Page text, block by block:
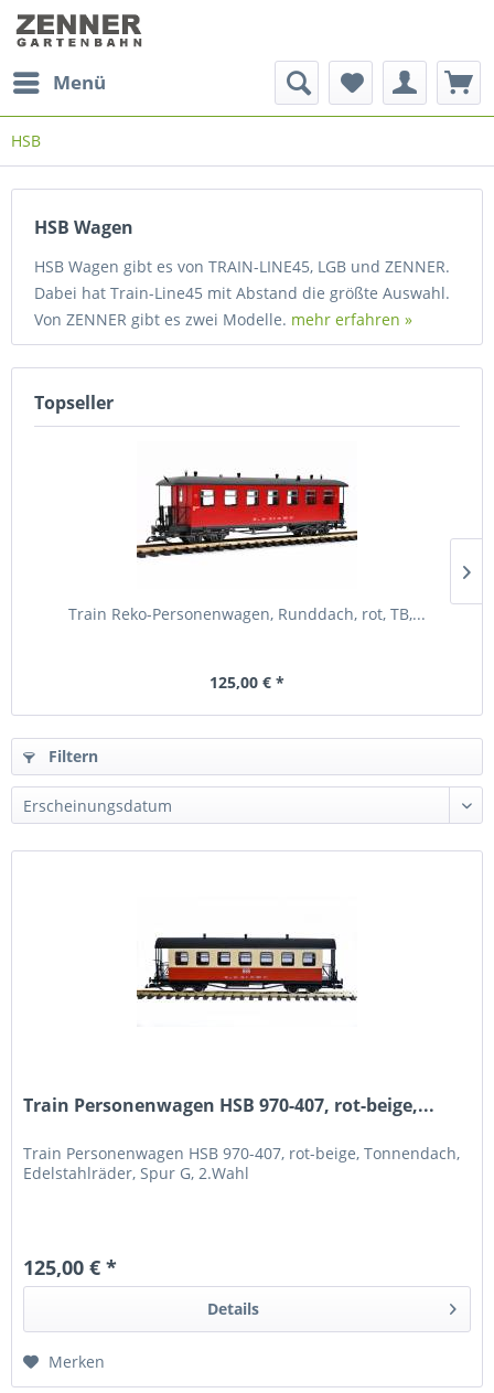
Menü
HSB
HSB Wagen
HSB Wagen gibt es von TRAIN-LINE45, LGB und ZENNER.
Dabei hat Train-Line45 mit Abstand die größte Auswahl.
Von ZENNER gibt es zwei Modelle. mehr erfahren »
Topseller
Train Reko-Personenwagen, Runddach, rot, TB,...
125,00 € *
Filtern
Train Personenwagen HSB 970-407, rot-beige,...
Train Personenwagen HSB 970-407, rot-beige, Tonnendach,
Edelstahlräder, Spur G, 2.Wahl
125,00 € *
Details
Merken